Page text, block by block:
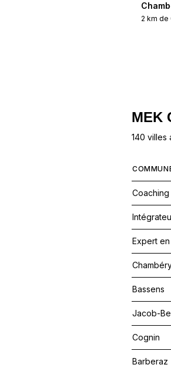
2 km de
MEK
140 villes
Expert
Bassens
Jacob-
Cognin
Barberaz